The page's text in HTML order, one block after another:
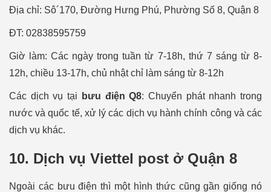
Địa chỉ: Sô´170, Đường Hưng Phú, Phường Số 8, Quận 8
ĐT: 02838595759
Giờ làm: Các ngày trong tuần từ 7-18h, thứ 7 sáng từ 8-
12h, chiều 13-17h, chủ nhật chỉ làm sáng từ 8-12h
Các dịch vụ tại bưu điện Q8: Chuyển phát nhanh trong
nước và quốc tế, xử lý các dịch vụ hành chính công và các
dịch vụ khác.
10. Dịch vụ Viettel post ở Quận 8
Ngoài các bưu điện thì một hình thức cũng gần giống nó